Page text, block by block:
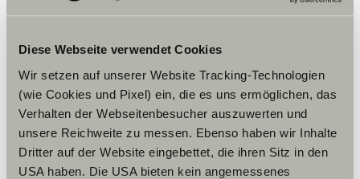
Diese Webseite verwendet Cookies
Wir setzen auf unserer Website Tracking-Technologien
(wie Cookies und Pixel) ein, die es uns ermöglichen, das
Verhalten der Webseitenbesucher auszuwerten und
unsere Reichweite zu messen. Ebenso haben wir Inhalte
Dritter auf der Website eingebettet, die ihren Sitz in den
USA haben. Die USA bieten kein angemessenes
Per visualizzare il contenuto,
accettare i cookies marketing.
Impostazioni Cookie